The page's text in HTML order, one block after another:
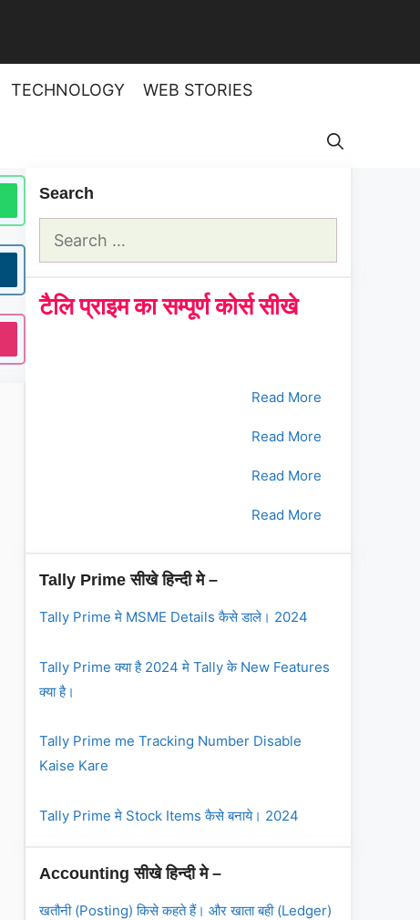
TECHNOLOGY WEB STORIES
Search
Search
टैलि प्राइम का सम्पूर्ण कोर्स सीखे
Read More
Read More
Read More
Read More
Tally Prime सीखे हिन्दी मे –
Tally Prime मे MSME Details कैसे डाले। 2024
Tally Prime क्या है 2024 मे Tally के New Features
क्या है।
Tally Prime me Tracking Number Disable
Kaise Kare
Tally Prime मे Stock Items कैसे बनाये। 2024
Accounting सीखे हिन्दी मे –
खतौनी (Posting) किसे कहते हैं। और खाता बही (Ledger)